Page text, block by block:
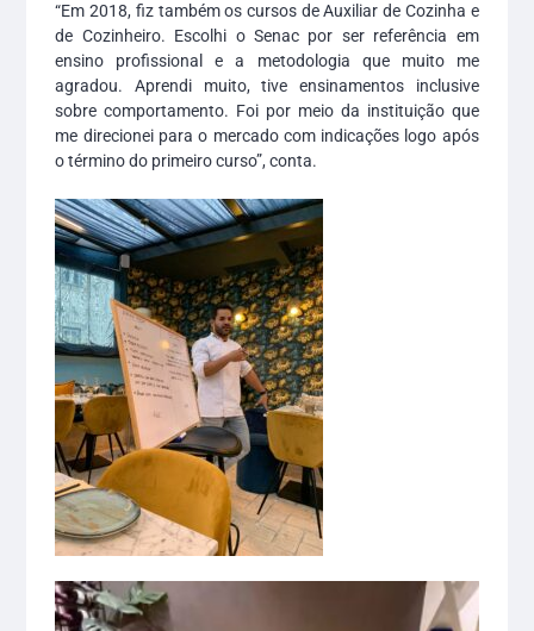
“Em 2018, fiz também os cursos de Auxiliar de Cozinha e
de Cozinheiro. Escolhi o Senac por ser referência em
ensino profissional e a metodologia que muito me
agradou. Aprendi muito, tive ensinamentos inclusive
sobre comportamento. Foi por meio da instituição que
me direcionei para o mercado com indicações logo após
o término do primeiro curso”, conta.